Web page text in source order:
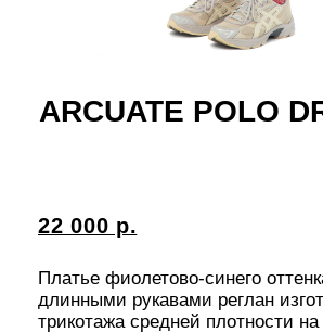
длинными рукавами реглан изготовлено из
трикотажа средней плотности на основе
вискозы и нейлона. Конструкция модели
Многослойный дизайн переда создаёт
симметричные утонченные вырезы в области
Артикул: AR1021
талия 62см